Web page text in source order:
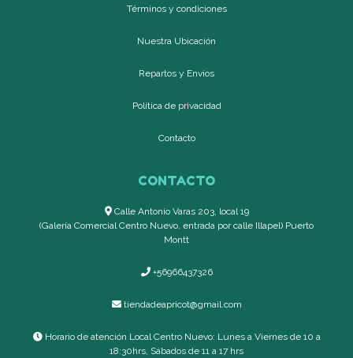
Términos y condiciones
Nuestra Ubicación
Repartos y Envíos
Política de privacidad
Contacto
CONTACTO
Calle Antonio Varas 203, local 19
(Galería Comercial Centro Nuevo, entrada por calle Illapel) Puerto
Montt
+56966437326
tiendadeapricot@gmail.com
Horario de atención Local Centro Nuevo: Lunes a Viernes de 10 a
18:30hrs, Sábados de 11 a 17 hrs